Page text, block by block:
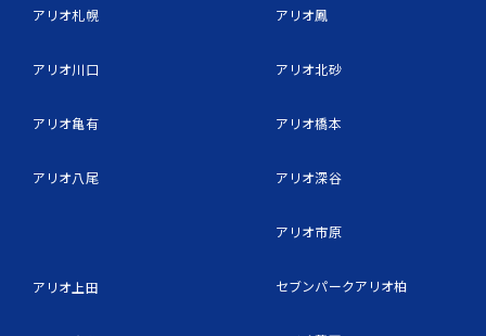
アリオ札幌
アリオ川口
アリオ亀有
アリオ八尾
アリオ上田
アリオ鳳
アリオ北砂
アリオ橋本
アリオ深谷
アリオ市原
セブンパークアリオ柏